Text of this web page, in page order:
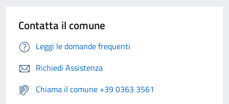
Contatta il comune
Leggi le domande frequenti
Richiedi Assistenza
Chiama il comune +39 0363 3561